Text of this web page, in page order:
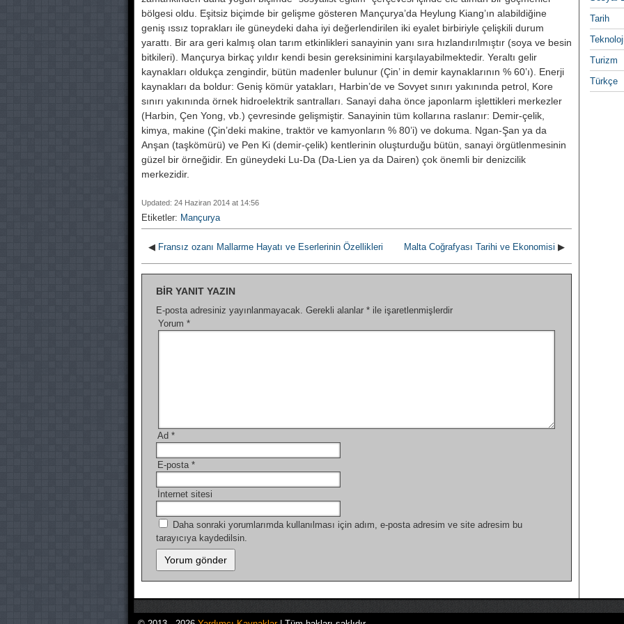
bölgesi oldu. Eşitsiz biçimde bir gelişme gösteren Mançurya’da Heylung Kiang’ın ala­bildiğine
geniş ıssız toprakları ile gü­neydeki daha iyi değerlendirilen iki eyalet birbiriyle çelişkili durum
yarat­tı. Bir ara geri kalmış olan tarım et­kinlikleri sanayinin yanı sıra hızlan­dırılmıştır (soya ve besin
bitkileri). Mançurya birkaç yıldır kendi besin gereksinimini karşılayabilmektedir. Yeraltı gelir
kaynakları oldukça zen­gindir, bütün madenler bulunur (Çin’ in demir kaynaklarının % 60’ı). Enerji
kaynakları da boldur: Geniş kömür yatakları, Harbin’de ve Sovyet sınırı yakınında petrol, Kore
sınırı yakının­da örnek hidroelektrik santralları. Sa­nayi daha önce japonlarm işlettikleri merkezler
(Harbin, Çen Yong, vb.) çevresinde gelişmiştir. Sanayinin tüm kollarına raslanır: Demir-çelik,
kimya, makine (Çin’deki makine, traktör ve kamyonların % 80’i) ve dokuma. Ngan-Şan ya da
Anşan (taşkömürü) ve Pen Ki (demir-çelik) kentlerinin oluş­turduğu bütün, sanayi örgütlenmesi­nin
güzel bir örneğidir. En güneydeki Lu-Da (Da-Lien ya da Dairen) çok önemli bir denizcilik
merkezidir.
Updated: 24 Haziran 2014 at 14:56
Etiketler: Mançurya
◀ Fransız ozanı Mallarme Hayatı ve Eserlerinin Özellikleri Malta Coğrafyası Tarihi ve Ekonomisi ▶
BIR YANIT YAZIN
E-posta adresiniz yayınlanmayacak. Gerekli alanlar * ile işaretlenmişlerdir
Yorum *
Ad *
E-posta *
İnternet sitesi
Daha sonraki yorumlarımda kullanılması için adım, e-posta adresim ve site adresim bu
tarayıcıya kaydedilsin.
Tarih
Turizm
Türkçe